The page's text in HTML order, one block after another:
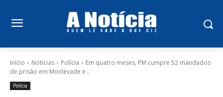
Início Notícias Polícia
Em quatro meses, PM cumpre 52 mandados
de prisão em Monlevade e...
Polícia